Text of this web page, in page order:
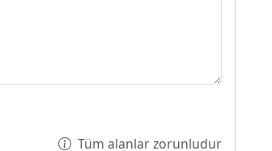
Tüm alanlar zorunludur